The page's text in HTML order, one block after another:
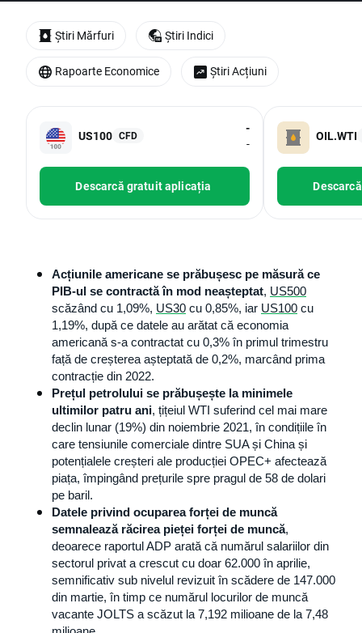
US100 CFD
-
-
Descarcă gratuit aplicația
OIL.WTI
Acțiunile americane se prăbușesc pe măsură ce
PIB-ul se contractă în mod neașteptat, US500
scăzând cu 1,09%, US30 cu 0,85%, iar US100 cu
1,19%, după ce datele au arătat că economia
americană s-a contractat cu 0,3% în primul trimestru
față de creșterea așteptată de 0,2%, marcând prima
contracție din 2022.
Prețul petrolului se prăbușește la minimele
ultimilor patru ani, țițeiul WTI suferind cel mai mare
declin lunar (19%) din noiembrie 2021, în condițiile în
care tensiunile comerciale dintre SUA și China și
potențialele creșteri ale producției OPEC+ afectează
piața, împingând prețurile spre pragul de 58 de dolari
pe baril.
Datele privind ocuparea forței de muncă
semnalează răcirea pieței forței de muncă,
deoarece raportul ADP arată că numărul salariilor din
sectorul privat a crescut cu doar 62.000 în aprilie,
semnificativ sub nivelul revizuit în scădere de 147.000
din martie, în timp ce numărul locurilor de muncă
vacante JOLTS a scăzut la 7,192 milioane de la 7,48
Știri Mărfuri Știri Indici
Rapoarte Economice Știri Acțiuni